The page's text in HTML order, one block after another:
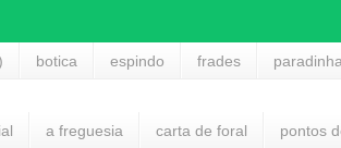
botica espindo frades
a freguesia carta de foral pontos